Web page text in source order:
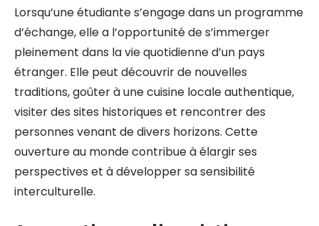
Lorsqu’une étudiante s’engage dans un programme
d’échange, elle a l’opportunité de s’immerger
pleinement dans la vie quotidienne d’un pays
étranger. Elle peut découvrir de nouvelles
traditions, goûter à une cuisine locale authentique,
visiter des sites historiques et rencontrer des
personnes venant de divers horizons. Cette
ouverture au monde contribue à élargir ses
perspectives et à développer sa sensibilité
interculturelle.